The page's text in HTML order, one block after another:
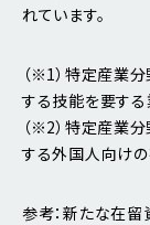
れています。
（※1）特定産業
する技能を要す
（※2）特定産業
する外国人向け
参考：新たな在留